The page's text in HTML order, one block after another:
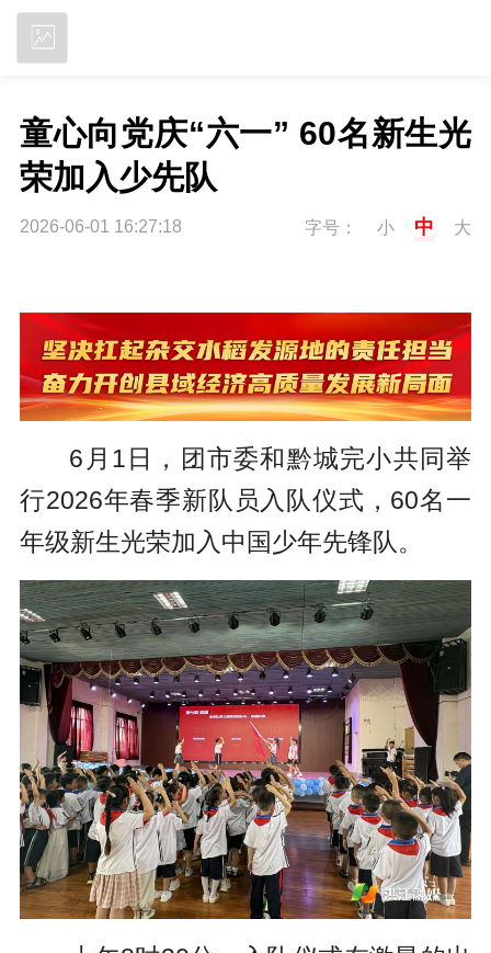
童心向党庆“六一” 60名新生光
荣加入少先队
2026-06-01 16:27:18 字号： 小 中 大
6月1日，团市委和黔城完小共同举
行2026年春季新队员入队仪式，60名一
年级新生光荣加入中国少年先锋队。